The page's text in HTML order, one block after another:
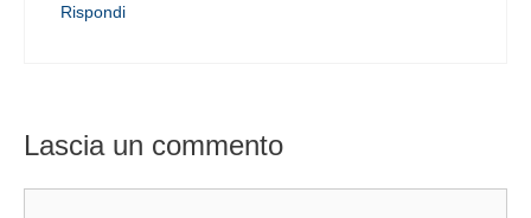
Rispondi
Lascia un commento